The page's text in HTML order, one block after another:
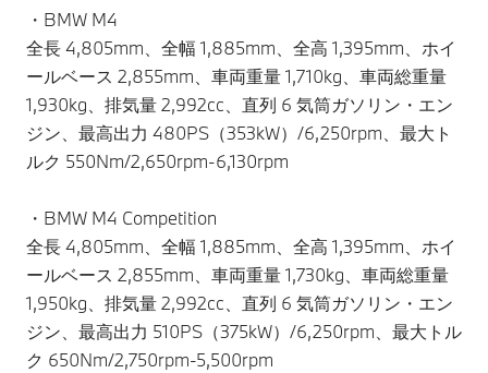
・BMW M4
全長 4,805mm、全幅 1,885mm、全高 1,395mm、ホイ
ールベース 2,855mm、車両重量 1,710kg、車両総重量
1,930kg、排気量 2,992cc、直列 6 気筒ガソリン・エン
ジン、最高出力 480PS（353kW）/6,250rpm、最大ト
ルク 550Nm/2,650rpm-6,130rpm
・BMW M4 Competition
全長 4,805mm、全幅 1,885mm、全高 1,395mm、ホイ
ールベース 2,855mm、車両重量 1,730kg、車両総重量
1,950kg、排気量 2,992cc、直列 6 気筒ガソリン・エン
ジン、最高出力 510PS（375kW）/6,250rpm、最大トル
ク 650Nm/2,750rpm-5,500rpm